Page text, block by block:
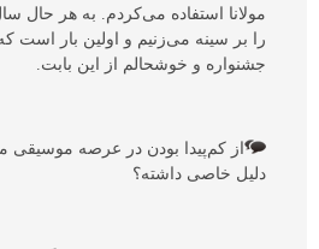
مولانا استفاده می‌کردم. به هر حال
را بر سینه می‌زنیم و اولین بار است
جشنواره و خوشحالم از این بابت.
از کم‌پیدا بودن در عرصه موسیقی
دلیل خاصی داشته؟